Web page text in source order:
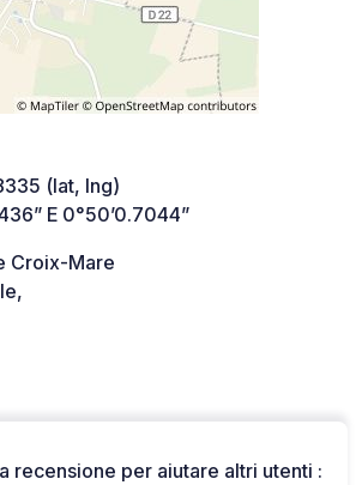
(lat, lng)
E 0°50’0.7044”
Croix-Mare
recensione per aiutare altri utenti :